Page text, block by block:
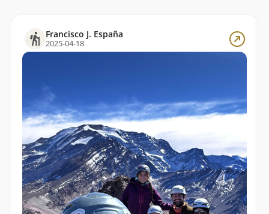
Francisco J. España
2025-04-18